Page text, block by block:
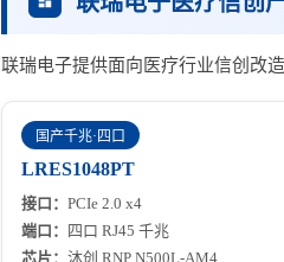
联瑞电子提供面向医疗行业信创改
国产千兆·四口
LRES1048PT
接口： PCIe 2.0 x4
端口：
四口 RJ45 千兆
芯片： 沐创 RNP N500L-AM4